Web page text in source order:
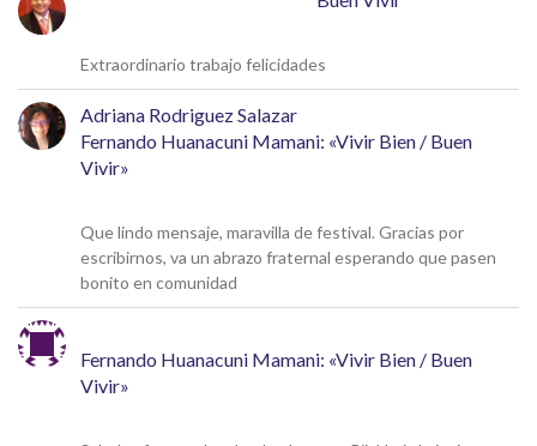
Extraordinario trabajo felicidades
Adriana Rodriguez Salazar
Fernando Huanacuni Mamani: «Vivir Bien / Buen
Vivir»
Que lindo mensaje, maravilla de festival. Gracias por
escribirnos, va un abrazo fraternal esperando que pasen
bonito en comunidad
Fernando Huanacuni Mamani: «Vivir Bien / Buen
Vivir»